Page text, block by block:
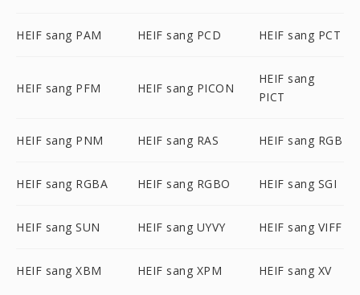
HEIF sang PAM HEIF sang PCD HEIF sang PCT
HEIF sang PFM HEIF sang PICON
HEIF sang
PICT
HEIF sang PNM HEIF sang RAS HEIF sang RGB
HEIF sang RGBA HEIF sang RGBO HEIF sang SGI
HEIF sang SUN HEIF sang UYVY HEIF sang VIFF
HEIF sang XBM HEIF sang XPM HEIF sang XV